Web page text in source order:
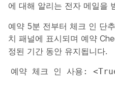
에 대해 알리는 전자 메일을
예약 5분 전부터 체크 인 단
치 패널에 표시되며 예약
정된 기간 동안 유지됩니다.
예약 체크 인 사용: